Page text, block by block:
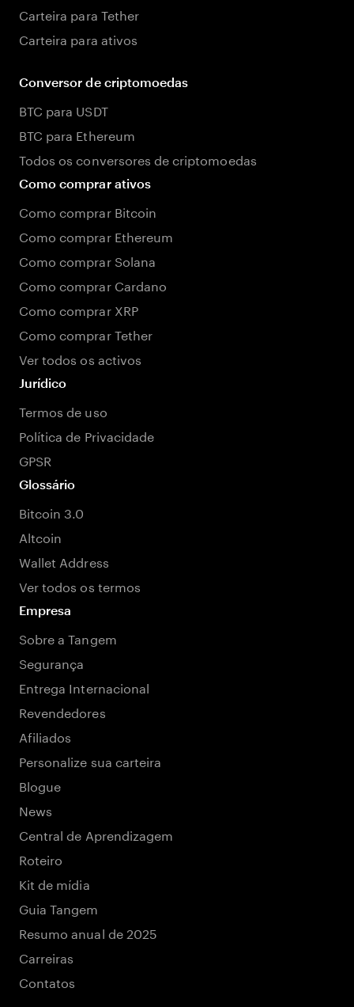
Carteira para Tether
Carteira para ativos
Conversor de criptomoedas
BTC para USDT
BTC para Ethereum
Todos os conversores de criptomoedas
Como comprar ativos
Como comprar Bitcoin
Como comprar Ethereum
Como comprar Solana
Como comprar Cardano
Como comprar XRP
Como comprar Tether
Ver todos os activos
Jurídico
Termos de uso
Política de Privacidade
GPSR
Glossário
Bitcoin 3.0
Altcoin
Wallet Address
Ver todos os termos
Empresa
Sobre a Tangem
Segurança
Entrega Internacional
Revendedores
Afiliados
Personalize sua carteira
Blogue
News
Central de Aprendizagem
Roteiro
Kit de mídia
Guia Tangem
Resumo anual de 2025
Carreiras
Contatos